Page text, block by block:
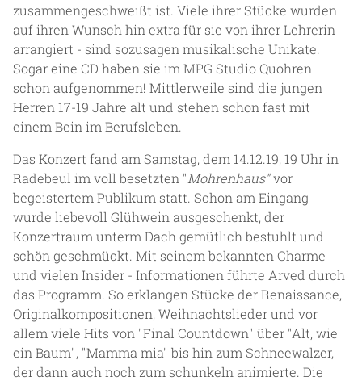
zusammengeschweißt ist. Viele ihrer Stücke wurden
auf ihren Wunsch hin extra für sie von ihrer Lehrerin
arrangiert - sind sozusagen musikalische Unikate.
Sogar eine CD haben sie im MPG Studio Quohren
schon aufgenommen! Mittlerweile sind die jungen
Herren 17-19 Jahre alt und stehen schon fast mit
einem Bein im Berufsleben.
Das Konzert fand am Samstag, dem 14.12.19, 19 Uhr in
Radebeul im voll besetzten "Mohrenhaus"vor
begeistertem Publikum statt. Schon am Eingang
wurde liebevoll Glühwein ausgeschenkt, der
Konzertraum unterm Dach gemütlich bestuhlt und
schön geschmückt. Mit seinem bekannten Charme
und vielen Insider - Informationen führte Arved durch
das Programm. So erklangen Stücke der Renaissance,
Originalkompositionen, Weihnachtslieder und vor
allem viele Hits von "Final Countdown" über "Alt, wie
ein Baum", "Mamma mia" bis hin zum Schneewalzer,
der dann auch noch zum schunkeln animierte. Die